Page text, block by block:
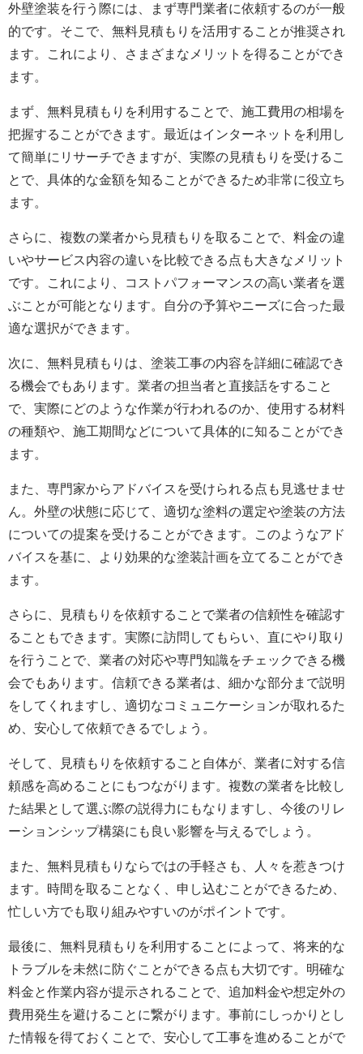
外壁塗装を行う際には、まず専門業者に依頼するのが一般
的です。そこで、無料見積もりを活用することが推奨され
ます。これにより、さまざまなメリットを得ることができ
ます。
まず、無料見積もりを利用することで、施工費用の相場を
把握することができます。最近はインターネットを利用し
て簡単にリサーチできますが、実際の見積もりを受けるこ
とで、具体的な金額を知ることができるため非常に役立ち
ます。
さらに、複数の業者から見積もりを取ることで、料金の違
いやサービス内容の違いを比較できる点も大きなメリット
です。これにより、コストパフォーマンスの高い業者を選
ぶことが可能となります。自分の予算やニーズに合った最
適な選択ができます。
次に、無料見積もりは、塗装工事の内容を詳細に確認でき
る機会でもあります。業者の担当者と直接話をすること
で、実際にどのような作業が行われるのか、使用する材料
の種類や、施工期間などについて具体的に知ることができ
ます。
また、専門家からアドバイスを受けられる点も見逃せませ
ん。外壁の状態に応じて、適切な塗料の選定や塗装の方法
についての提案を受けることができます。このようなアド
バイスを基に、より効果的な塗装計画を立てることができ
ます。
さらに、見積もりを依頼することで業者の信頼性を確認す
ることもできます。実際に訪問してもらい、直にやり取り
を行うことで、業者の対応や専門知識をチェックできる機
会でもあります。信頼できる業者は、細かな部分まで説明
をしてくれますし、適切なコミュニケーションが取れるた
め、安心して依頼できるでしょう。
そして、見積もりを依頼すること自体が、業者に対する信
頼感を高めることにもつながります。複数の業者を比較し
た結果として選ぶ際の説得力にもなりますし、今後のリレ
ーションシップ構築にも良い影響を与えるでしょう。
また、無料見積もりならではの手軽さも、人々を惹きつけ
ます。時間を取ることなく、申し込むことができるため、
忙しい方でも取り組みやすいのがポイントです。
最後に、無料見積もりを利用することによって、将来的な
トラブルを未然に防ぐことができる点も大切です。明確な
料金と作業内容が提示されることで、追加料金や想定外の
費用発生を避けることに繋がります。事前にしっかりとし
た情報を得ておくことで、安心して工事を進めることがで